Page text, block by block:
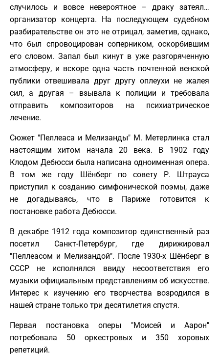
случилось и вовсе невероятное – драку затеял…
организатор концерта. На последующем судебном
разбирательстве он это не отрицал, заметив, однако,
что был спровоцирован соперником, оскорбившим
его словом. Запал был кинут в уже разгоряченную
атмосферу, и вскоре одна часть почтенной венской
публики отвешивала друг другу оплеухи не жалея
сил, а другая – взывала к полиции и требовала
отправить композиторов на психиатрическое
лечение.
Сюжет "Пеллеаса и Мелизанды" М. Метерлинка стал
настоящим хитом начала 20 века. В 1902 году
Клодом Дебюсси была написана одноименная опера.
В том же году Шёнберг по совету Р. Штрауса
приступил к созданию симфонической поэмы, даже
не догадываясь, что в Париже готовится к
постановке работа Дебюсси.
В декабре 1912 года композитор единственный раз
посетил Санкт-Петербург, где дирижировал
"Пеллеасом и Мелизандой". После 1930-х Шёнберг в
СССР не исполнялся ввиду несоответствия его
музыки официальным представлениям об искусстве.
Интерес к изучению его творчества возродился в
нашей стране только три десятилетия спустя.
Первая постановка оперы "Моисей и Аарон"
потребовала 50 оркестровых и 350 хоровых
репетиций.